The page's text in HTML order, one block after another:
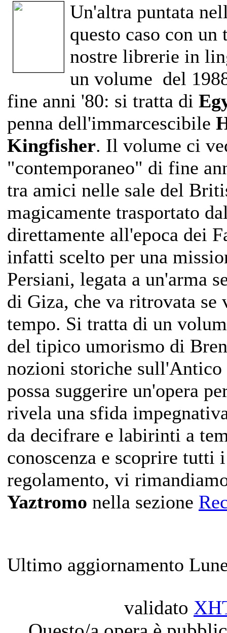
Un'altra puntata
questo caso con
nostre librerie in
un volume del
fine anni '80: si tratta di
penna dell'immarcescibile
Kingfisher. Il volume ci
"contemporaneo" di fine
tra amici nelle sale del
magicamente trasportato
direttamente all'epoca dei
infatti scelto per una
Persiani, legata a un'arma
di Giza, che va ritrovata
tempo. Si tratta di un
del tipico umorismo di
nozioni storiche
possa suggerire un'opera
rivela una sfida
da decifrare e labirinti a
conoscenza e scoprire
regolamento, vi
Yaztromo nella sezione
Ultimo aggiornamento
validato